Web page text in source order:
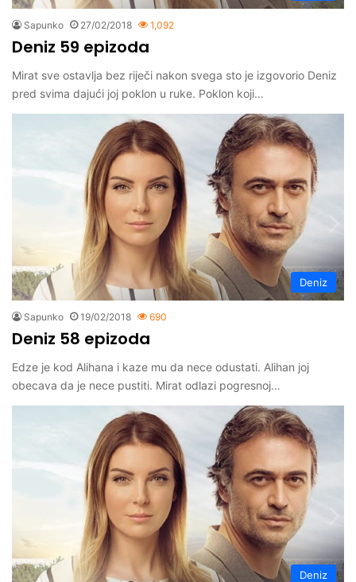
Sapunko 27/02/2018 1,092
Deniz 59 epizoda
Mirat sve ostavlja bez riječi nakon svega sto je izgovorio Deniz
pred svima dajući joj poklon u ruke. Poklon koji…
Deniz
Sapunko 19/02/2018 690
Deniz 58 epizoda
Edze je kod Alihana i kaze mu da nece odustati. Alihan joj
obecava da je nece pustiti. Mirat odlazi pogresnoj…
Deniz